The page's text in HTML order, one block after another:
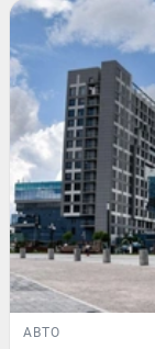
АВТО